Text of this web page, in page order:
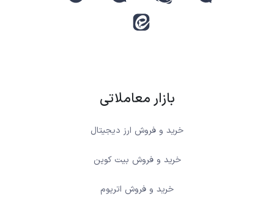
بازار معاملاتی
خرید و فروش ارز دیجیتال
خرید و فروش بیت کوین
خرید و فروش اتریوم